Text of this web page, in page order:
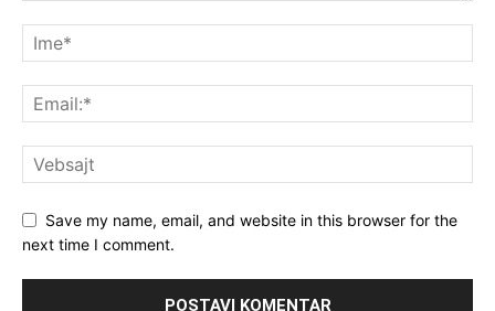
Save my name, email, and website in this browser for the
next time I comment.